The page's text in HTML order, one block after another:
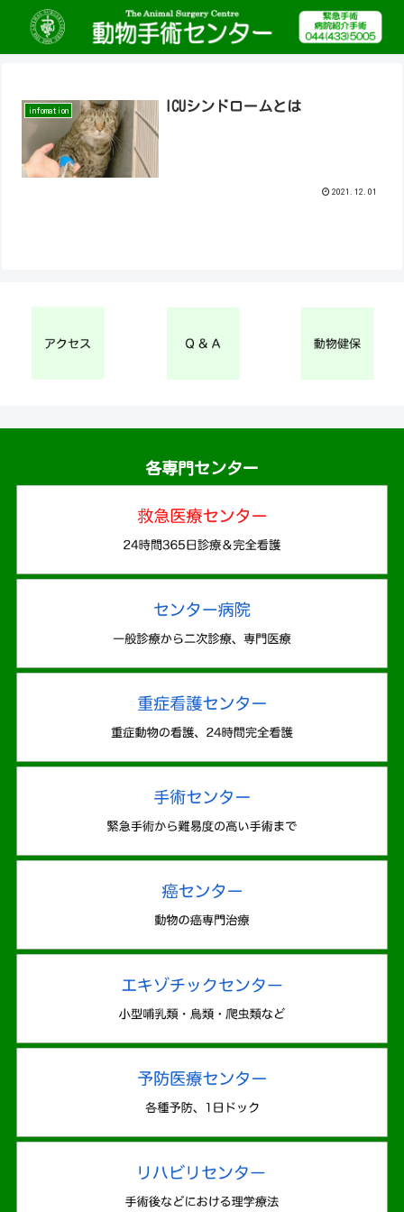
infomation ICUシンドロームとは
2021.12.01
各専門センター